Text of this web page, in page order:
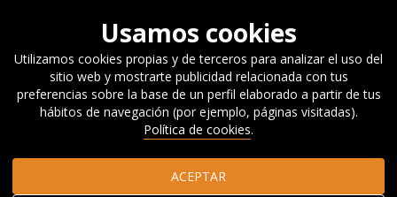
Investigación Publicaciones
Artículos
científicos
Artículos Científicos en revistas
especializadas
Pushing boundaries to enhance the reach and
scope of action research
Usamos cookies
Utilizamos cookies propias y de terceros para analizar el uso del
sitio web y mostrarte publicidad relacionada con tus
preferencias sobre la base de un perfil elaborado a partir de tus
hábitos de navegación (por ejemplo, páginas visitadas).
Política de cookies.
ACEPTAR